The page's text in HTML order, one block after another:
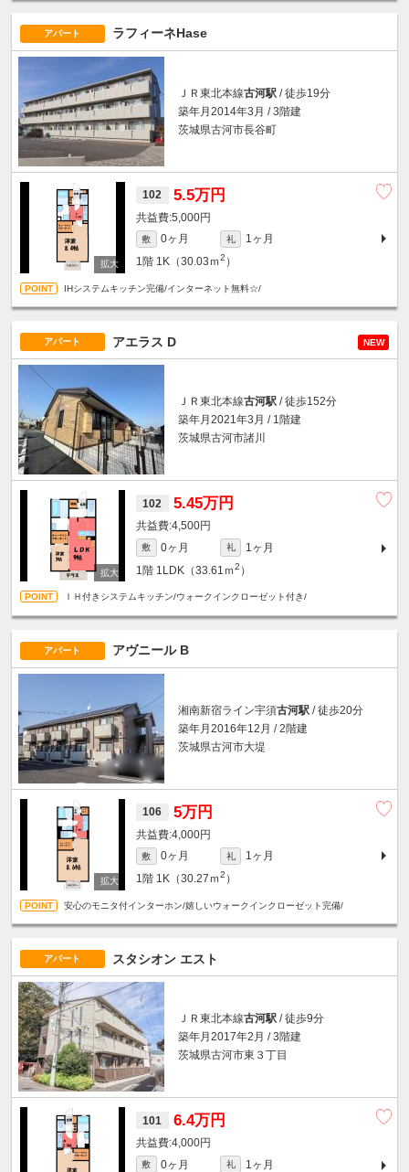
アパート ラフィーネHase
ＪＲ東北本線古河駅 / 徒歩19分
築年月2014年3月 / 3階建
茨城県古河市長谷町
102 5.5万円
5,000円
敷 0ヶ月 礼
1ヶ月
1階 1K（30.03ｍ2 ）
IHシステムキッチン完備/インターネット無料☆/
アパート アエラス D NEW
ＪＲ東北本線古河駅 / 徒歩152分
築年月2021年3月 / 1階建
茨城県古河市諸川
102 5.45万円
4,500円
敷 0ヶ月 礼
1ヶ月
1階 1LDK（33.61ｍ2 ）
ＩＨ付きシステムキッチン/ウォークインクローゼット付き/
アパート アヴニール B
湘南新宿ライン宇須古河駅 / 徒歩20分
築年月2016年12月 / 2階建
茨城県古河市大堤
106 5万円
4,000円
敷 0ヶ月 礼
1ヶ月
1階 1K（30.27ｍ2 ）
安心のモニタ付インターホン/嬉しいウォークインクローゼット完備/
アパート スタシオン エスト
ＪＲ東北本線古河駅 / 徒歩9分
築年月2017年2月 / 3階建
茨城県古河市東３丁目
101 6.4万円
4,000円
敷 0ヶ月 礼
1ヶ月